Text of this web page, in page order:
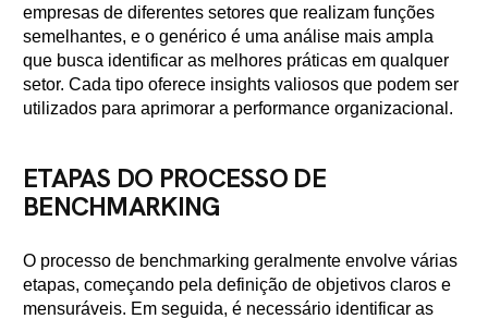
empresas de diferentes setores que realizam funções
semelhantes, e o genérico é uma análise mais ampla
que busca identificar as melhores práticas em qualquer
setor. Cada tipo oferece insights valiosos que podem ser
utilizados para aprimorar a performance organizacional.
ETAPAS DO PROCESSO DE
BENCHMARKING
O processo de benchmarking geralmente envolve várias
etapas, começando pela definição de objetivos claros e
mensuráveis. Em seguida, é necessário identificar as